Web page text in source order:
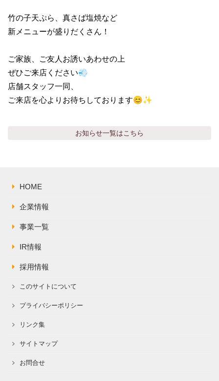
や台や
海老どて食堂
業績推移
株式情報
IRライブラリ
IRライブラリトップ
決算短信
有価証券報告書等法定開示資料
その他IR資料
IRカレンダー
株価情報
IRお問い合わせ
IRお問い合わせ
プライバシーポリシー
リンク集
サイトマップ
竹の子天ぷら、真さば塩焼など
新メニューが盛りだくさん！
ご家族、ご友人お誘いあわせの上
ぜひご来店ください💨
店舗スタッフ一同、
ご来店を心よりお待ちしております😊✨
お知らせ一覧はこちら
HOME
企業情報
事業一覧
IR情報
採用情報
このサイトについて
プライバシーポリシー
リンク集
サイトマップ
お問合せ